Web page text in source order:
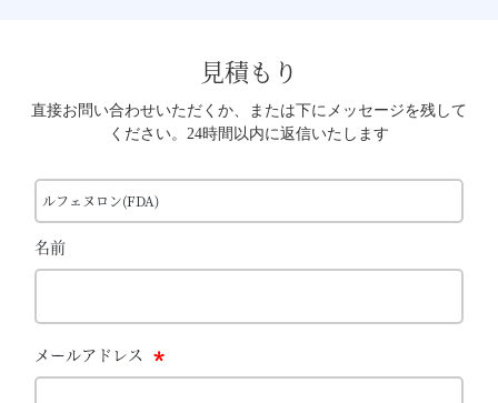
見積もり
直接お問い合わせいただくか、または下にメッセージを残して
ください。24時間以内に返信いたします
ルフェヌロン(FDA)
名前
メールアドレス